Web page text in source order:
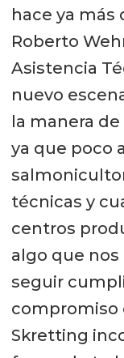
hace ya más
Roberto
Asistencia
nuevo
la manera
ya que poco
técnicas y
centros
algo que
seguir
compromiso
Skretting